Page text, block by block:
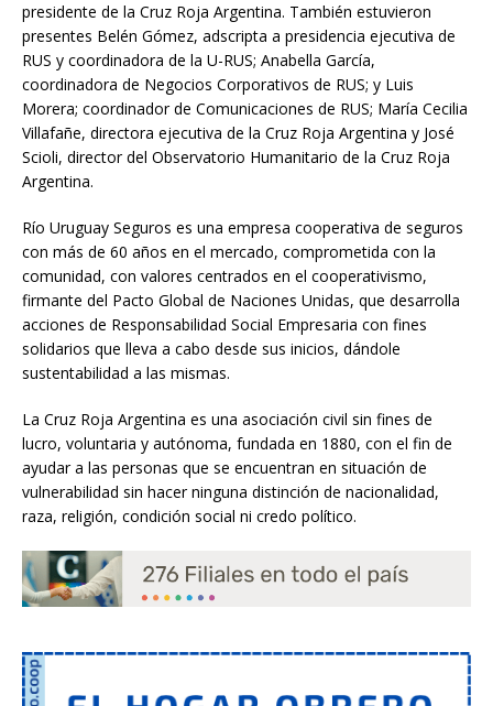
presidente de la Cruz Roja Argentina. También estuvieron
presentes Belén Gómez, adscripta a presidencia ejecutiva de
RUS y coordinadora de la U-RUS; Anabella García,
coordinadora de Negocios Corporativos de RUS; y Luis
Morera; coordinador de Comunicaciones de RUS; María Cecilia
Villafañe, directora ejecutiva de la Cruz Roja Argentina y José
Scioli, director del Observatorio Humanitario de la Cruz Roja
Argentina.
Río Uruguay Seguros es una empresa cooperativa de seguros
con más de 60 años en el mercado, comprometida con la
comunidad, con valores centrados en el cooperativismo,
firmante del Pacto Global de Naciones Unidas, que desarrolla
acciones de Responsabilidad Social Empresaria con fines
solidarios que lleva a cabo desde sus inicios, dándole
sustentabilidad a las mismas.
La Cruz Roja Argentina es una asociación civil sin fines de
lucro, voluntaria y autónoma, fundada en 1880, con el fin de
ayudar a las personas que se encuentran en situación de
vulnerabilidad sin hacer ninguna distinción de nacionalidad,
raza, religión, condición social ni credo político.